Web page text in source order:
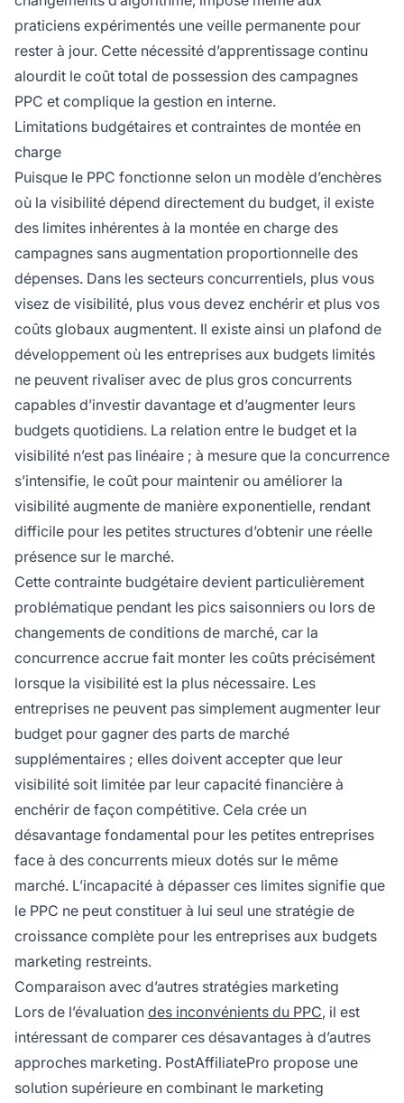
praticiens expérimentés une veille permanente pour
rester à jour. Cette nécessité d’apprentissage continu
alourdit le coût total de possession des campagnes
PPC et complique la gestion en interne.
Limitations budgétaires et contraintes de montée en
charge
Puisque le PPC fonctionne selon un modèle d’enchères
où la visibilité dépend directement du budget, il existe
des limites inhérentes à la montée en charge des
campagnes sans augmentation proportionnelle des
dépenses. Dans les secteurs concurrentiels, plus vous
visez de visibilité, plus vous devez enchérir et plus vos
coûts globaux augmentent. Il existe ainsi un plafond de
développement où les entreprises aux budgets limités
ne peuvent rivaliser avec de plus gros concurrents
capables d’investir davantage et d’augmenter leurs
budgets quotidiens. La relation entre le budget et la
visibilité n’est pas linéaire ; à mesure que la concurrence
s’intensifie, le coût pour maintenir ou améliorer la
visibilité augmente de manière exponentielle, rendant
difficile pour les petites structures d’obtenir une réelle
présence sur le marché.
Cette contrainte budgétaire devient particulièrement
problématique pendant les pics saisonniers ou lors de
changements de conditions de marché, car la
concurrence accrue fait monter les coûts précisément
lorsque la visibilité est la plus nécessaire. Les
entreprises ne peuvent pas simplement augmenter leur
budget pour gagner des parts de marché
supplémentaires ; elles doivent accepter que leur
visibilité soit limitée par leur capacité financière à
enchérir de façon compétitive. Cela crée un
désavantage fondamental pour les petites entreprises
face à des concurrents mieux dotés sur le même
marché. L’incapacité à dépasser ces limites signifie que
le PPC ne peut constituer à lui seul une stratégie de
croissance complète pour les entreprises aux budgets
marketing restreints.
Comparaison avec d’autres stratégies marketing
Lors de l’évaluation des inconvénients du PPC, il est
intéressant de comparer ces désavantages à d’autres
approches marketing. PostAffiliatePro propose une
solution supérieure en combinant le marketing